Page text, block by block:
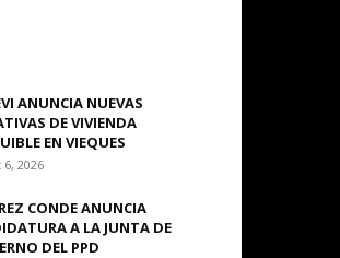
ANUNCIA NUEVAS
DE VIVIENDA
EN VIEQUES
2026
CONDE ANUNCIA
A LA JUNTA DE
DEL PPD